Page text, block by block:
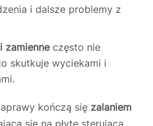
i dalsze problemy z
zamienneczęsto nie
skutkuje wyciekami i
kończą się zalaniem
się na płytę sterującą